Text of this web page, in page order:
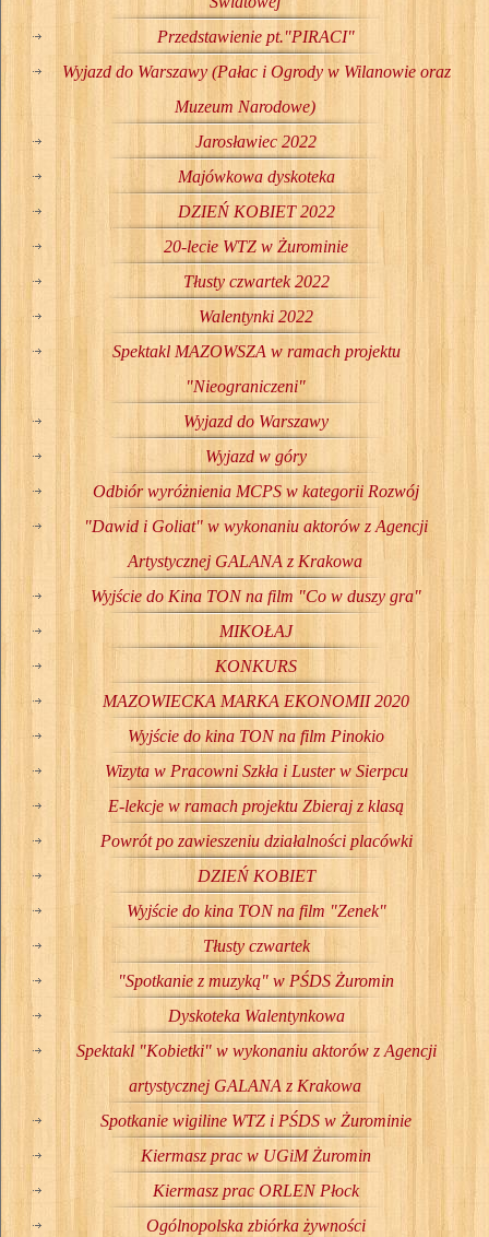
Przedstawienie pt."PIRACI"
Wyjazd do Warszawy (Pałac i Ogrody w Wilanowie oraz
Muzeum Narodowe)
Jarosławiec 2022
Majówkowa dyskoteka
DZIEŃ KOBIET 2022
20-lecie WTZ w Żurominie
Tłusty czwartek 2022
Walentynki 2022
Spektakl MAZOWSZA w ramach projektu
"Nieograniczeni"
Wyjazd do Warszawy
Wyjazd w góry
Odbiór wyróżnienia MCPS w kategorii Rozwój
"Dawid i Goliat" w wykonaniu aktorów z Agencji
Artystycznej GALANA z Krakowa
Wyjście do Kina TON na film "Co w duszy gra"
MIKOŁAJ
KONKURS
MAZOWIECKA MARKA EKONOMII 2020
Wyjście do kina TON na film Pinokio
Wizyta w Pracowni Szkła i Luster w Sierpcu
E-lekcje w ramach projektu Zbieraj z klasą
Powrót po zawieszeniu działalności placówki
DZIEŃ KOBIET
Wyjście do kina TON na film "Zenek"
Tłusty czwartek
"Spotkanie z muzyką" w PŚDS Żuromin
Dyskoteka Walentynkowa
Spektakl "Kobietki" w wykonaniu aktorów z Agencji
artystycznej GALANA z Krakowa
Spotkanie wigiline WTZ i PŚDS w Żurominie
Kiermasz prac w UGiM Żuromin
Kiermasz prac ORLEN Płock
Ogólnopolska zbiórka żywności